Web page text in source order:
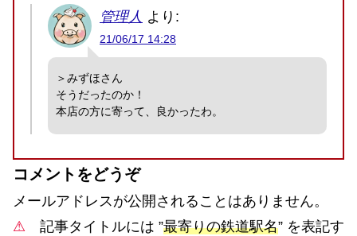
管理人 より:
21/06/17 14:28
＞みずほさん
そうだったのか！
本店の方に寄って、良かったわ。
コメントをどうぞ
メールアドレスが公開されることはありません。
⚠ 記事タイトルには ”最寄りの鉄道駅名” を表記す